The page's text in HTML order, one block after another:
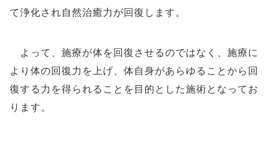
て浄化され自然治癒力が回復します。
よって、施療が体を回復させるのではなく、施療に
より体の回復力を上げ、体自身があらゆることから回
復する力を得られることを目的とした施術となってお
ります。